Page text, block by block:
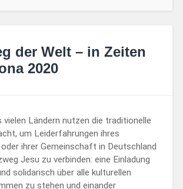
der Welt – in Zeiten
2020
vielen Ländern nutzen die traditionelle
um Leiderfahrungen ihres
ihrer Gemeinschaft in Deutschland
Jesu zu verbinden: eine Einladung
solidarisch über alle kulturellen
zu stehen und einander